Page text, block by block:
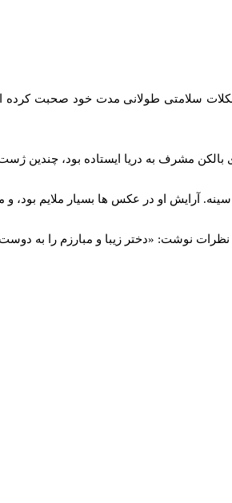
منعکس می کند. این مدل 26 ساله که اخیراً در مورد مشکلات
آرایش او در عکس‌ ها بسیار ملایم